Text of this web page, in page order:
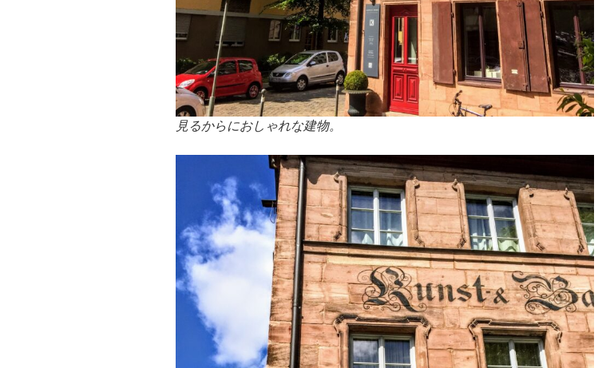
見るからにおしゃれな建物。